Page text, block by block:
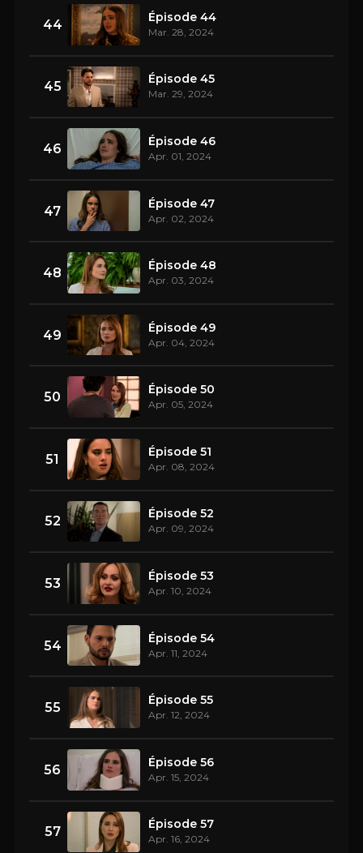
44 Épisode 44
Mar. 28, 2024
45 Épisode 45
Mar. 29, 2024
46 Épisode 46
Apr. 01, 2024
47 Épisode 47
Apr. 02, 2024
48 Épisode 48
Apr. 03, 2024
49 Épisode 49
Apr. 04, 2024
50 Épisode 50
Apr. 05, 2024
51 Épisode 51
Apr. 08, 2024
52 Épisode 52
Apr. 09, 2024
53 Épisode 53
Apr. 10, 2024
54 Épisode 54
Apr. 11, 2024
55 Épisode 55
Apr. 12, 2024
56 Épisode 56
Apr. 15, 2024
57 Épisode 57
Apr. 16, 2024